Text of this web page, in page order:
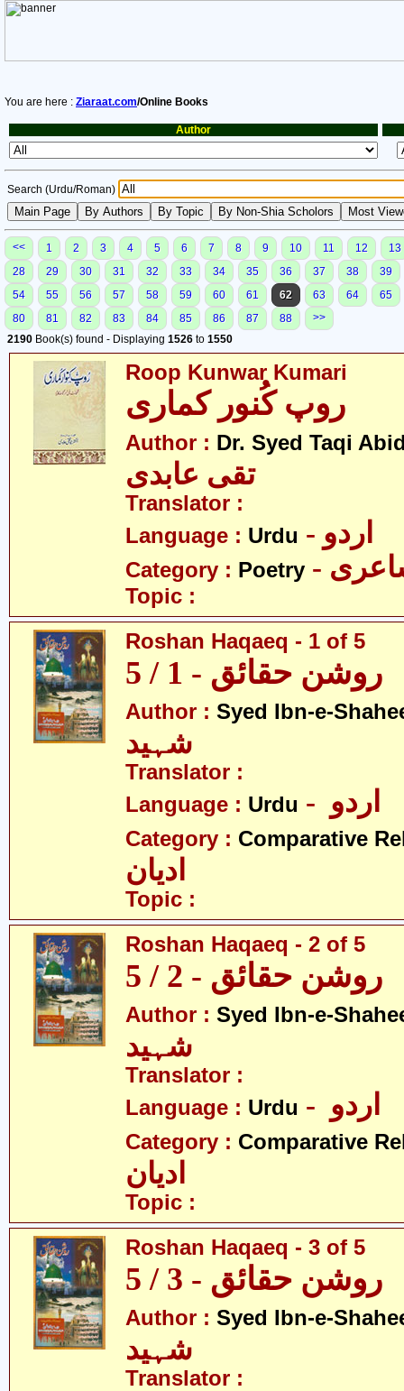
You are here : Ziaraat.com/Online Books
Author
Search (Urdu/Roman)
<< 1 2 3 4 5 6 7 8 9 10 11 12
13
28
29 30 31 32 33 34 35 36 37 38
39
54
55 56 57 58 59 60 61 62 63 64
65
80
81 82 83 84 85 86 87 88
>>
2190 Book(s) found - Displaying 1526 to 1550
Roop Kunwar Kumari
روپ کُنور کماری
Author : Dr. Syed Taqi
تقی عابدی
Translator :
Language : Urdu - اردو
Category : Poetry
Topic :
Roshan Haqaeq - 1 of 5
روشن حقائق - 1 / 5
Author : Syed Ibn-e-
شہید
Translator :
Language : Urdu
Category : Comparative
ادیان
Topic :
Roshan Haqaeq - 2 of 5
روشن حقائق - 2 / 5
Author : Syed Ibn-e-
شہید
Translator :
Language : Urdu
Category : Comparative
ادیان
Topic :
Roshan Haqaeq - 3 of 5
روشن حقائق - 3 / 5
Author : Syed Ibn-e-
شہید
Translator :